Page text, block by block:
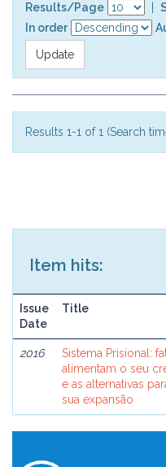
Results/Page
In order
Results 1-1 of 1 (Search
Item hits:
Issue
Date
Title
2016
Sistema Prisional:
alimentam o seu
e as alternativas
sua expansão